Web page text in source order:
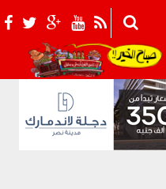
021_2.png